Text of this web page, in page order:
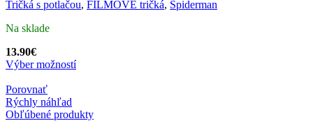
Tričká s potlačou, FILMOVÉ tričká, Spiderman
Na sklade
13.90€
Výber možností
Porovnať
Rýchly náhľad
Obľúbené produkty